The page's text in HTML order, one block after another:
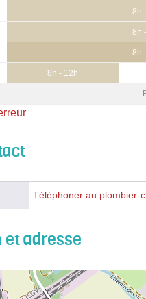
8h
8h
8h
8h - 12h
Téléphoner au plombier-
et adresse